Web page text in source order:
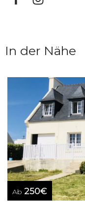
In der Nähe
Ab 250€